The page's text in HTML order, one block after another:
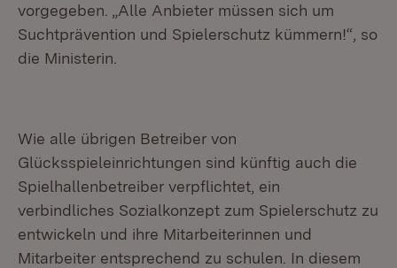
vorgegeben. „Alle Anbieter müssen sich um
Suchtprävention und Spielerschutz kümmern!“, so
die Ministerin.
Wie alle übrigen Betreiber von
Glücksspieleinrichtungen sind künftig auch die
Spielhallenbetreiber verpflichtet, ein
verbindliches Sozialkonzept zum Spielerschutz zu
entwickeln und ihre Mitarbeiterinnen und
Mitarbeiter entsprechend zu schulen. In diesem